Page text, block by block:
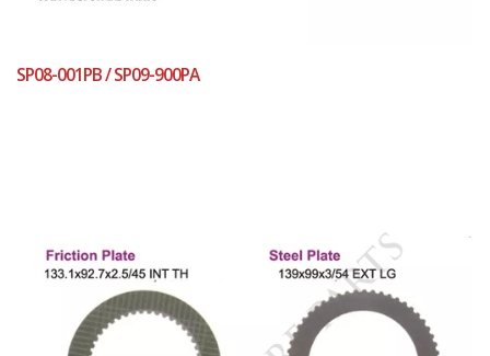
SP08-001PB / SP09-900PA